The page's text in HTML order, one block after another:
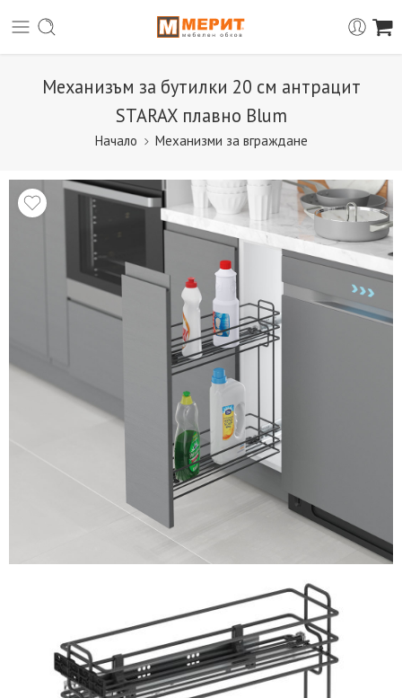
Механизъм за бутилки 20 см антрацит
STARAX плавно Blum
Начало Механизми за вграждане